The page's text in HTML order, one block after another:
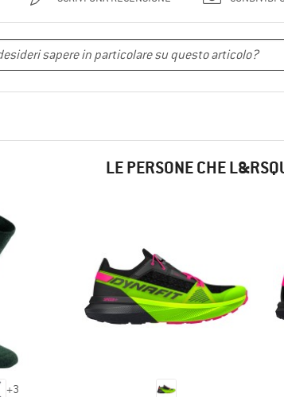
LE PERSONE CHE
+3